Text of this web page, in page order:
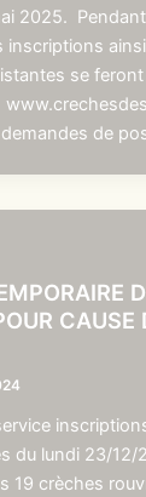
2025.
inscriptions
se
de
CAUSE
du lundi 23/12/
19 crèches